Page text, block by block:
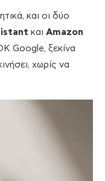
και οι δύο
και Amazon
Google, ξεκίνα
χωρίς να